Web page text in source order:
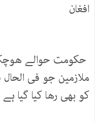
افغان
ملازمین جو فی
کو بهی رها کیا گیا ہے